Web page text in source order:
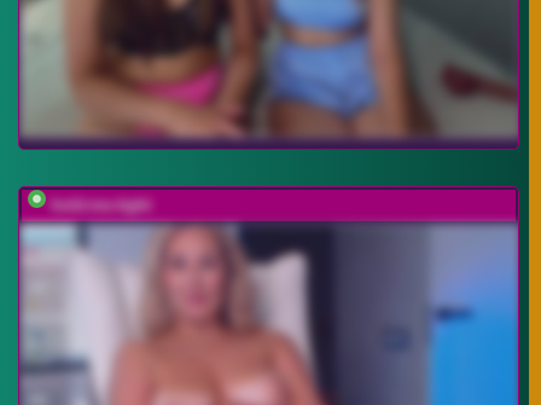
hold-me-tight